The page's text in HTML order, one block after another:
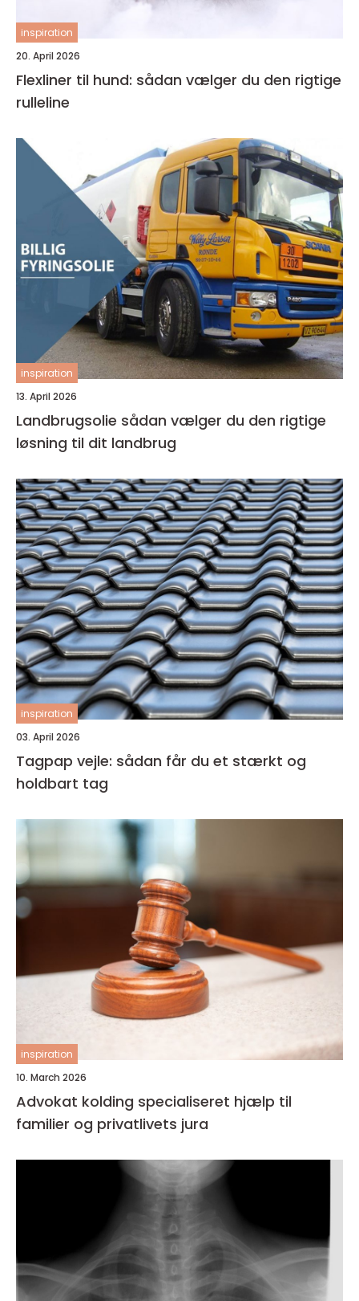
inspiration
20. April 2026
Flexliner til hund: sådan vælger du den rigtige
rulleline
inspiration
13. April 2026
Landbrugsolie sådan vælger du den rigtige
løsning til dit landbrug
inspiration
03. April 2026
Tagpap vejle: sådan får du et stærkt og
holdbart tag
inspiration
10. March 2026
Advokat kolding specialiseret hjælp til
familier og privatlivets jura